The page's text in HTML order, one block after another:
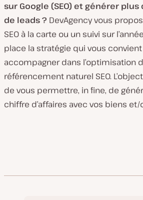
sur Google (SEO) et générer
de leads ? DevAgency vous
SEO à la carte ou un suivi sur
place la stratégie qui vous
accompagner dans l’optimisation
référencement naturel SEO.
de vous permettre, in fine, de
chiffre d’affaires avec vos biens